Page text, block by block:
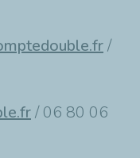
/
/ 06 80 06